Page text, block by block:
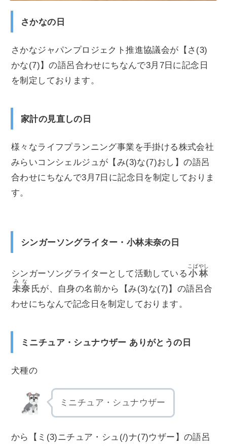
さかなの日
さかなジャパンプロジェクト推進協議会が【さ(3)
かな(7)】の語呂合わせにちなんで3月7日に記念日
を制定しております。
家計の見直しの日
様々なライフプランニング事業を手掛ける株式会社
みらいコンシェルジュが【み(3)な(7)おし】の語呂
合わせにちなんで3月7日に記念日を制定しておりま
す。
シンガーソングライター・小林未奈の日
シンガーソングライターとして活動している 小林
こばやし
未奈
みな
氏が、自身の名前から【み(3)な(7)】の語呂合
わせにちなんで記念日を制定しております。
ミニチュア・シュナウザー ありがとうの日
犬種の
ミニチュア・シュナウザー
から【ミ(3)ニチュア・シュ(/)ナ(7)ウザー】の語呂